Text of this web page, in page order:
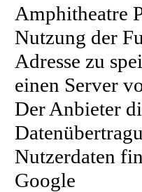
Amphitheatre
Nutzung der
Adresse zu
einen Server
Der Anbieter
Nutzerdaten
Google